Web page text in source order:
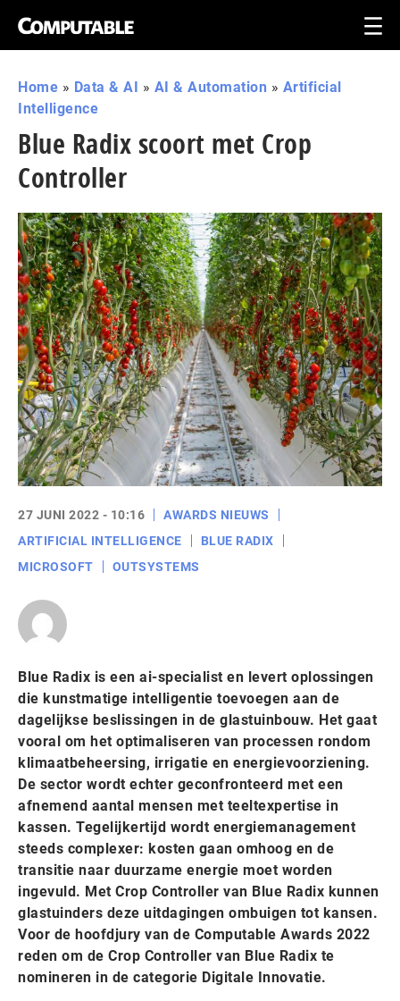
Home » Data & AI » AI & Automation » Artificial
Intelligence
Blue Radix scoort met Crop
Controller
27 JUNI 2022 - 10:16
AWARDS NIEUWS
ARTIFICIAL INTELLIGENCE
BLUE RADIX
MICROSOFT
OUTSYSTEMS
Blue Radix is een ai-specialist en levert oplossingen
die kunstmatige intelligentie toevoegen aan de
dagelijkse beslissingen in de glastuinbouw. Het gaat
vooral om het optimaliseren van processen rondom
klimaatbeheersing, irrigatie en energievoorziening.
De sector wordt echter geconfronteerd met een
afnemend aantal mensen met teeltexpertise in
kassen. Tegelijkertijd wordt energiemanagement
steeds complexer: kosten gaan omhoog en de
transitie naar duurzame energie moet worden
ingevuld. Met Crop Controller van Blue Radix kunnen
glastuinders deze uitdagingen ombuigen tot kansen.
Voor de hoofdjury van de Computable Awards 2022
reden om de Crop Controller van Blue Radix te
nomineren in de categorie Digitale Innovatie.